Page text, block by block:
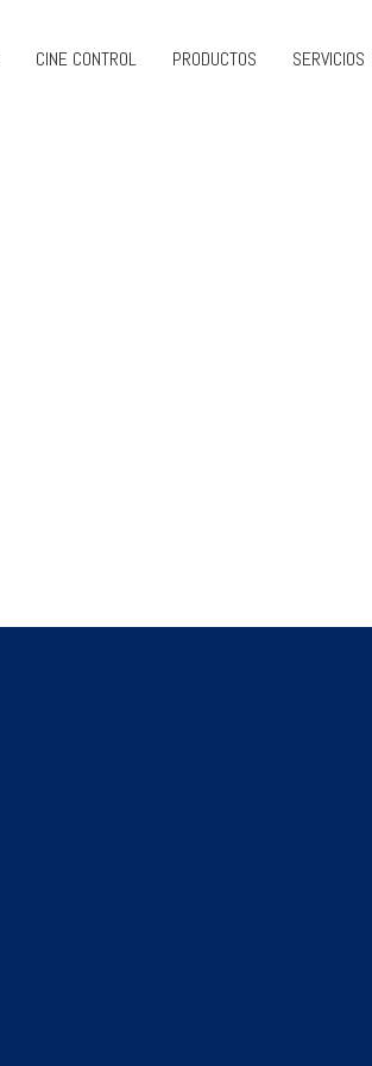
CINE CONTROL PRODUCTOS SERVICIOS